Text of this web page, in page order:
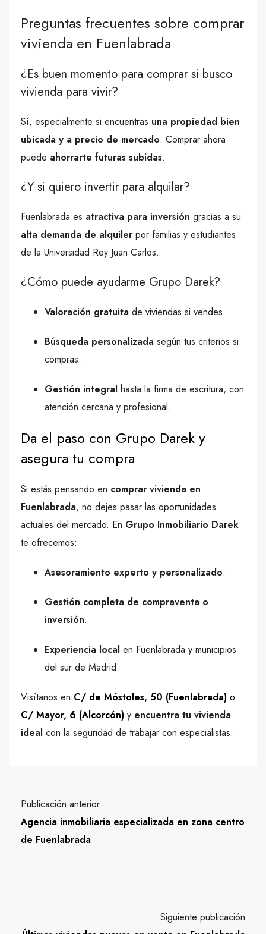
Preguntas frecuentes sobre comprar
vivienda en Fuenlabrada
¿Es buen momento para comprar si busco
vivienda para vivir?
Sí, especialmente si encuentras una propiedad bien
ubicada y a precio de mercado. Comprar ahora
puede ahorrarte futuras subidas.
¿Y si quiero invertir para alquilar?
Fuenlabrada es atractiva para inversión gracias a su
alta demanda de alquiler por familias y estudiantes
de la Universidad Rey Juan Carlos.
¿Cómo puede ayudarme Grupo Darek?
Valoración gratuita de viviendas si vendes.
Búsqueda personalizada según tus criterios si
compras.
Gestión integral hasta la firma de escritura, con
atención cercana y profesional.
Da el paso con Grupo Darek y
asegura tu compra
Si estás pensando en comprar vivienda en
Fuenlabrada, no dejes pasar las oportunidades
actuales del mercado. En Grupo Inmobiliario Darek
te ofrecemos:
Asesoramiento experto y personalizado.
Gestión completa de compraventa o
inversión.
Experiencia local en Fuenlabrada y municipios
del sur de Madrid.
Visítanos en C/ de Móstoles, 50 (Fuenlabrada) o
C/ Mayor, 6 (Alcorcón) y encuentra tu vivienda
ideal con la seguridad de trabajar con especialistas.
Publicación anterior
Agencia inmobiliaria especializada en zona centro
de Fuenlabrada
Siguiente publicación